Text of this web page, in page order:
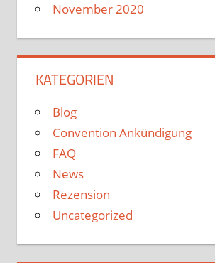
November 2020
KATEGORIEN
Blog
Convention Ankündigung
FAQ
News
Rezension
Uncategorized